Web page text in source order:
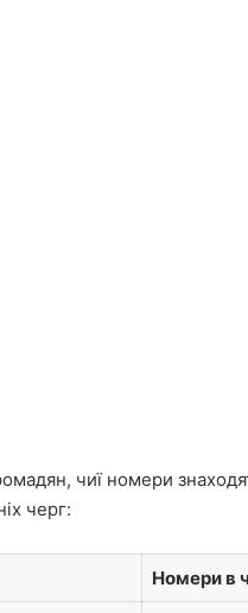
чиї номери
черг:
Номери в